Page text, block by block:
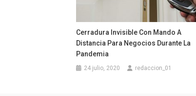
Cerradura Invisible Con Mando A
Distancia Para Negocios Durante La
Pandemia
24 julio, 2020 redaccion_01